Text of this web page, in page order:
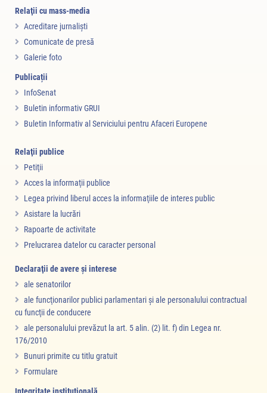
Relaţii cu mass-media
Acreditare jurnalişti
Comunicate de presă
Galerie foto
Publicații
InfoSenat
Buletin informativ GRUI
Buletin Informativ al Serviciului pentru Afaceri Europene
Relaţii publice
Petiţii
Acces la informaţii publice
Legea privind liberul acces la informaţiile de interes public
Asistare la lucrări
Rapoarte de activitate
Prelucrarea datelor cu caracter personal
Declaraţii de avere şi interese
ale senatorilor
ale funcţionarilor publici parlamentari şi ale personalului contractual
cu funcţii de conducere
ale personalului prevăzut la art. 5 alin. (2) lit. f) din Legea nr.
176/2010
Bunuri primite cu titlu gratuit
Formulare
Integritate instituţională